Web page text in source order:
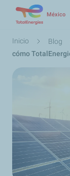
México
Ruta
de
Inicio Blog
cómo